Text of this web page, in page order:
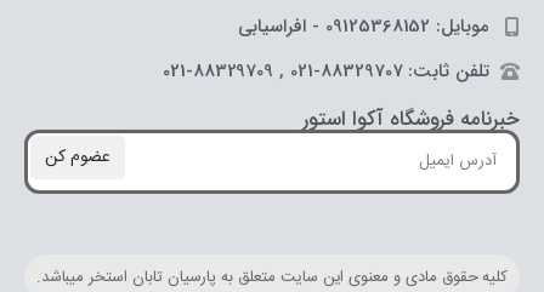
موبایل: 09125368152 - افراسیابی
تلفن ثابت: 88329707-021 , 88329709-021
خبرنامه فروشگاه آکوا استور
عضوم کن
کلیه حقوق مادی و معنوی این سایت متعلق به پارسیان تابان استخر میباشد.